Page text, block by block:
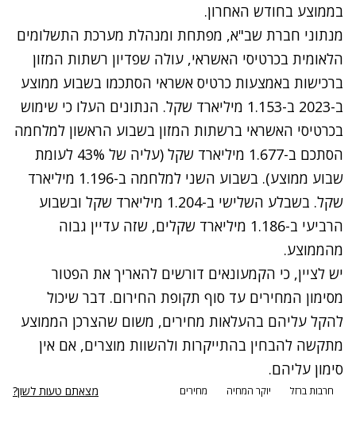
בממוצע בחודש האחרון.
מנתוני חברת שב"א, מפתחת ומנהלת מערכת התשלומים
הלאומית בכרטיסי האשראי, עולה שפדיון רשתות המזון
ברכישות באמצעות כרטיס אשראי הסתכמו בשבוע ממוצע
ב-2023 ב-1.153 מיליארד שקל. הנתונים העלו כי שימוש
בכרטיסי האשראי ברשתות המזון בשבוע הראשון למלחמה
הסתכם ב-1.677 מיליארד שקל (עליה של 43% לעומת
שבוע ממוצע). בשבוע השני למלחמה ב-1.196 מיליארד
שקל. בשבלע השלישי ב-1.204 מיליארד שקל ובשבוע
הרביעי ב-1.186 מיליארד שקלים, שזה עדיין גבוה
מהממוצע.
יש לציין, כי הקמעונאים דורשים להאריך את הפטור
מסימון המחירים עד סוף תקופת החירום. דבר שיכול
להקל עליהם בהעלאות מחירים, משום שהצרכן הממוצע
מתקשה להבחין בהתייקרות ולהשוות מוצרים, אם אין
סימון עליהם.
חרבות ברזל יוקר המחיה מחירים מצאתם טעות לשון?